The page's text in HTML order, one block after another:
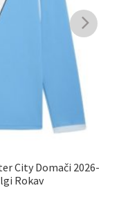
City Domači 2026-
Rokav